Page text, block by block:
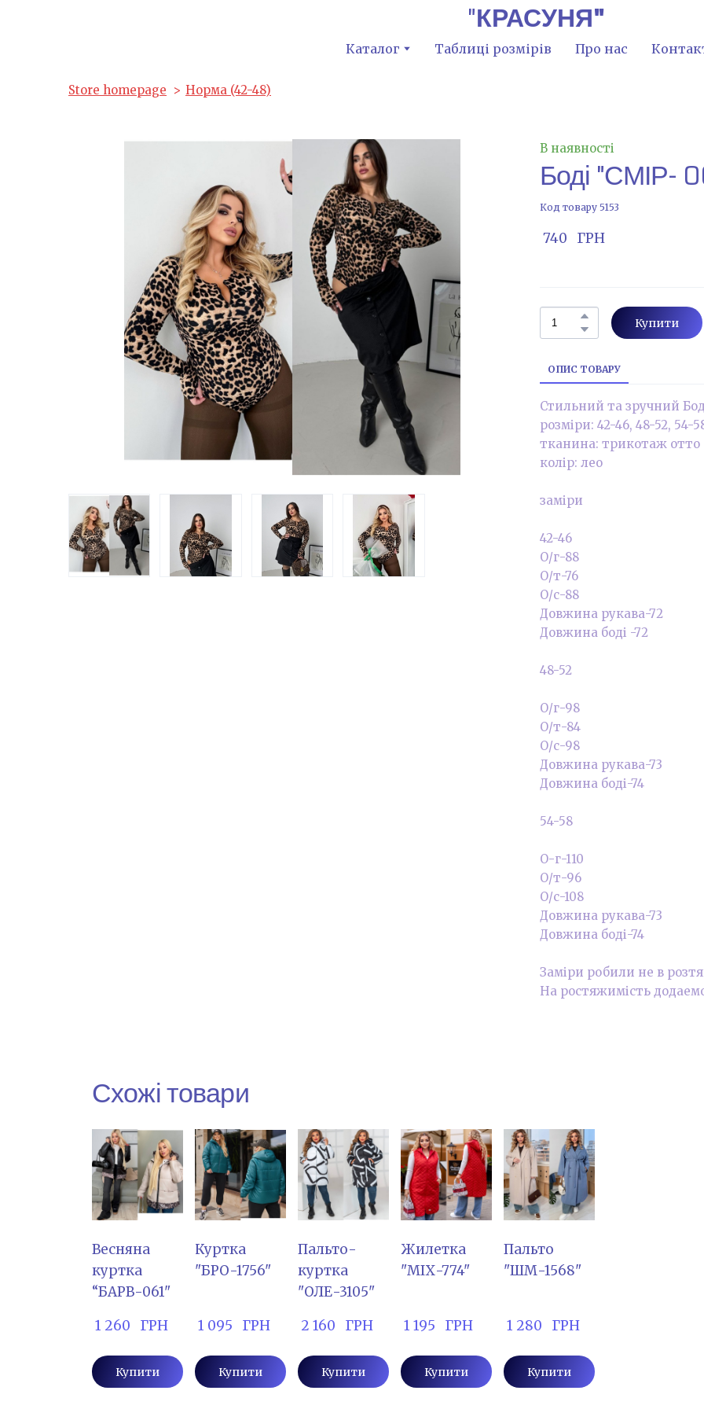
"КРАСУНЯ"
Каталог Таблиці розмірів Про нас
Store homepage Норма (42-48)
В наявності
Боді "СМІР-
Код товару 5153
740   ГРН
Купити
ОПИС ТОВАРУ
Стильний та зручний
розміри: 42-46, 48-52, 54-
тканина: трикотаж отто
колір: лео
заміри
42-46
О/г-88
О/т-76
О/с-88
Довжина рукава-72
Довжина боді -72
48-52
О/г-98
О/т-84
О/с-98
Довжина рукава-73
Довжина боді-74
54-58
О-г-110
О/т-96
О/с-108
Довжина рукава-73
Довжина боді-74
Заміри робили не в
На ростяжимість
Схожі товари
Весняна
куртка
“БАРВ-061"
1 260   ГРН
Купити
Куртка
"БРО-1756"
1 095   ГРН
Купити
Пальто-
куртка
"ОЛЕ-3105"
2 160   ГРН
Купити
Жилетка
"МІХ-774"
1 195   ГРН
Купити
Пальто
"ШМ-1568"
1 280   ГРН
Купити